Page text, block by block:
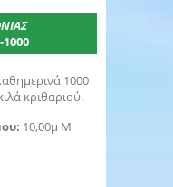
1000
1000
κριθαριού.
10,00μ Μ